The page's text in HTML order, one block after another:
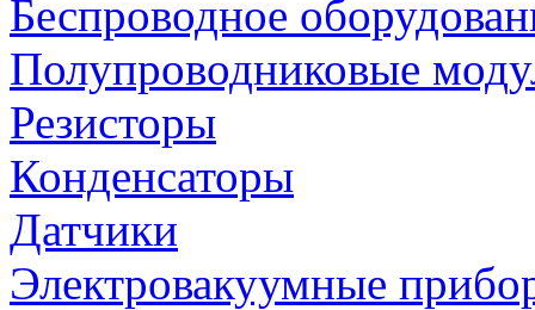
Беспроводное
Полупроводниковые
Резисторы
Конденсаторы
Датчики
Электровакуумные